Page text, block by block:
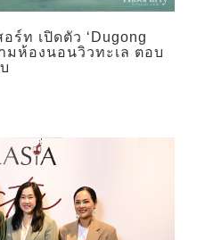
ท เปิดตัว ‘Dugong
มห้องนอนวิวทะเล ตอบ